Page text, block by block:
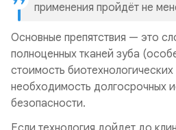
применения пройдёт не
Основные препятствия — это
полноценных тканей зуба
стоимость
необходимость долгосрочных
безопасности.